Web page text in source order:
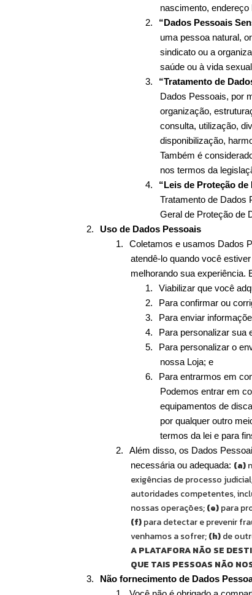
nascimento, endereço
2.
“Dados Pessoais
uma pessoa natural,
sindicato ou a
saúde ou à vida
3.
“Tratamento de
Dados Pessoais, por
organização,
consulta, utilização,
disponibilização,
Também é
nos termos da
4.
“Leis de Proteção de
Tratamento de Dados
Geral de Proteção de
2.
Uso de Dados Pessoais
1.
Coletamos e usamos Dados
atendê-lo quando você
melhorando sua experiência.
1.
Viabilizar que você
2.
Para confirmar ou
3.
Para enviar
4.
Para personalizar sua
5.
Para personalizar o
nossa Loja; e
6.
Para entrarmos em
Podemos entrar em
equipamentos de
por qualquer outro
termos da lei e para
2.
Além disso, os Dados
necessária ou adequada: (a)
exigências de processo
autoridades competentes,
nossas operações; (e)
(f) para detectar e prevenir
venhamos a sofrer; (h) de
A PLATAFORA NÃO SE
QUE TAIS PESSOAS NÃO
3.
Não fornecimento de Dados